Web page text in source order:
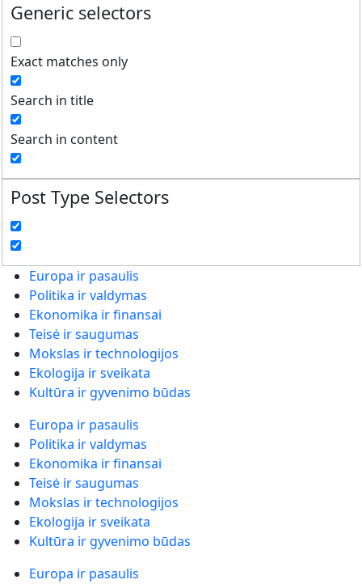
Generic selectors
Exact matches only
Search in title
Search in content
Post Type Selectors
Europa ir pasaulis
Politika ir valdymas
Ekonomika ir finansai
Teisė ir saugumas
Mokslas ir technologijos
Ekologija ir sveikata
Kultūra ir gyvenimo būdas
Europa ir pasaulis
Politika ir valdymas
Ekonomika ir finansai
Teisė ir saugumas
Mokslas ir technologijos
Ekologija ir sveikata
Kultūra ir gyvenimo būdas
Europa ir pasaulis